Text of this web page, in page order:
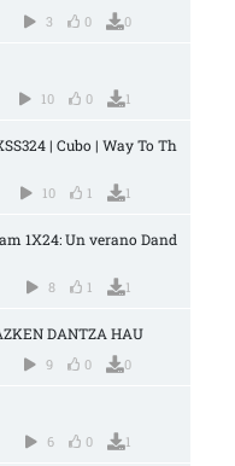
3 0 0
10 0 1
| Cubo | Way To Th
10 1 1
1X24: Un verano Dand
8 1 1
DANTZA HAU
9 0 0
6 0 1